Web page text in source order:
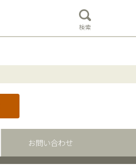
検索
お問い合わせ